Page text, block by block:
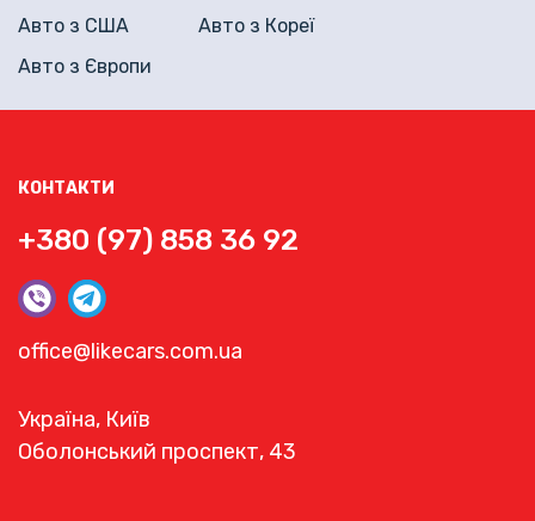
КОНТАКТИ
+380 (97) 858 36 92
office@likecars.com.ua
Україна, Київ
Оболонський проспект, 43
Авто з США
Авто з Кореї
Авто з Європи